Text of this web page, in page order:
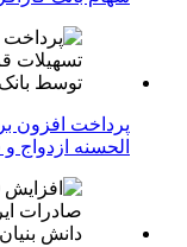
الحسنه ازدواج